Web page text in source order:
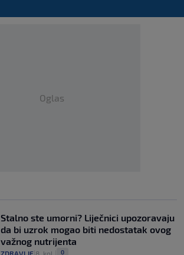
Oglas
Stalno ste umorni? Liječnici upozoravaju
da bi uzrok mogao biti nedostatak ovog
važnog nutrijenta
0